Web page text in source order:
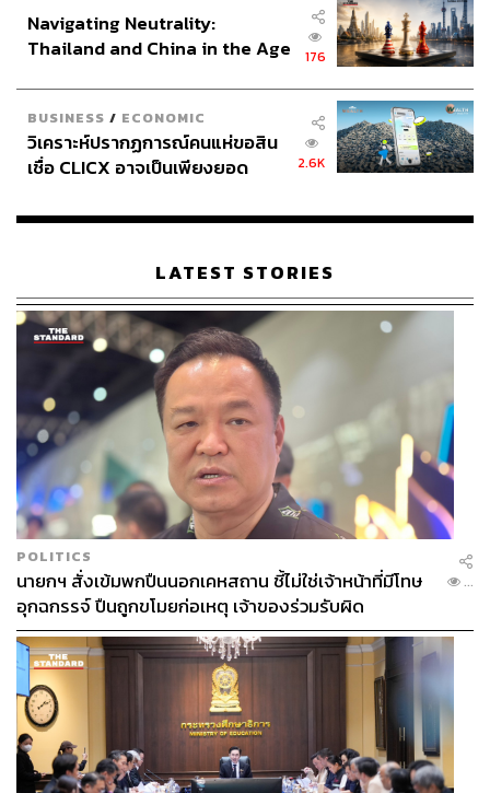
Navigating Neutrality:
Thailand and China in the Age
176
BUSINESS / ECONOMIC
วิเคราะห์ปรากฏการณ์คนแห่ขอสิน
เชื่อ CLICX อาจเป็นเพียงยอด
เรือนไทยที่ถูกซุกไว้
2.6K
LATEST STORIES
POLITICS
นายกฯ สั่งเข้มพกปืนนอกเคหสถาน ชี้ไม่ใช่เจ้าหน้าที่มีโทษ
อุกฉกรรจ์ ปืนถูกขโมยก่อเหตุ เจ้าของร่วมรับผิด
...